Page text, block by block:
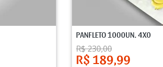
PANFLETO 1000UN. 4X0
R$ 230,00
R$ 189,99